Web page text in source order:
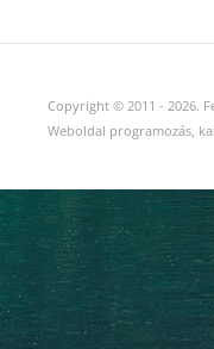
Copyright © 2011 - 2026.
Weboldal programozás,